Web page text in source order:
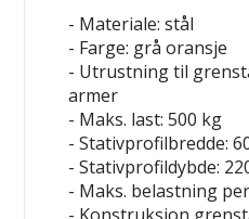
- Materiale: stål
- Farge: gråoransje
- Utrustning til
armer
- Maks. last: 500 kg
- Stativprofilbredde:
- Stativprofildybde:
- Maks. belastning